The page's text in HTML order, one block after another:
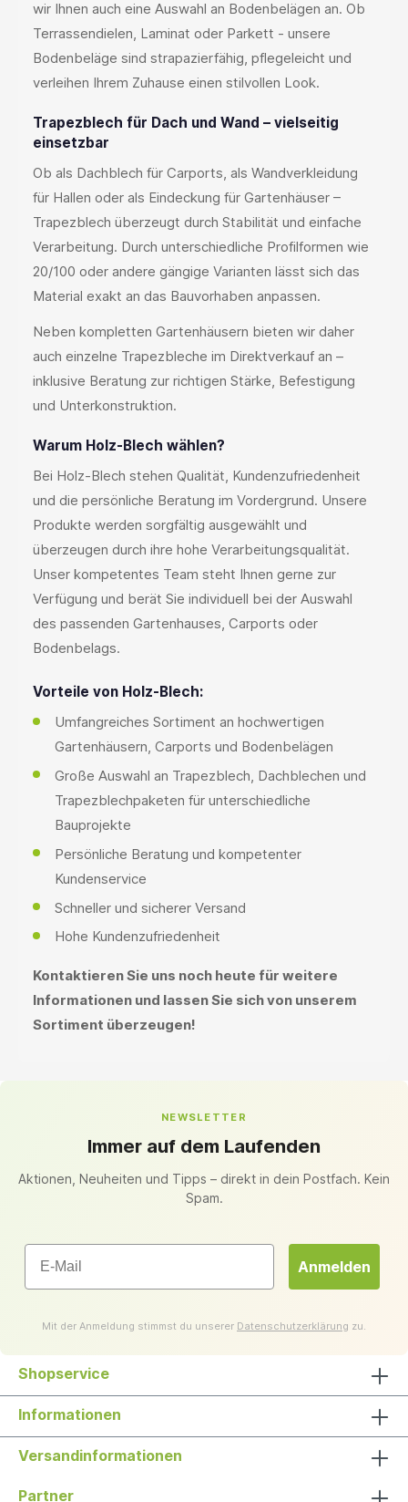
wir Ihnen auch eine Auswahl an Bodenbelägen an. Ob
Terrassendielen, Laminat oder Parkett - unsere
Bodenbeläge sind strapazierfähig, pflegeleicht und
verleihen Ihrem Zuhause einen stilvollen Look.
Trapezblech für Dach und Wand – vielseitig
einsetzbar
Ob als Dachblech für Carports, als Wandverkleidung
für Hallen oder als Eindeckung für Gartenhäuser –
Trapezblech überzeugt durch Stabilität und einfache
Verarbeitung. Durch unterschiedliche Profilformen wie
20/100 oder andere gängige Varianten lässt sich das
Material exakt an das Bauvorhaben anpassen.
Neben kompletten Gartenhäusern bieten wir daher
auch einzelne Trapezbleche im Direktverkauf an –
inklusive Beratung zur richtigen Stärke, Befestigung
und Unterkonstruktion.
Warum Holz-Blech wählen?
Bei Holz-Blech stehen Qualität, Kundenzufriedenheit
und die persönliche Beratung im Vordergrund. Unsere
Produkte werden sorgfältig ausgewählt und
überzeugen durch ihre hohe Verarbeitungsqualität.
Unser kompetentes Team steht Ihnen gerne zur
Verfügung und berät Sie individuell bei der Auswahl
des passenden Gartenhauses, Carports oder
Bodenbelags.
Vorteile von Holz-Blech:
Umfangreiches Sortiment an hochwertigen
Gartenhäusern, Carports und Bodenbelägen
Große Auswahl an Trapezblech, Dachblechen und
Trapezblechpaketen für unterschiedliche
Bauprojekte
Persönliche Beratung und kompetenter
Kundenservice
Schneller und sicherer Versand
Hohe Kundenzufriedenheit
Kontaktieren Sie uns noch heute für weitere
Informationen und lassen Sie sich von unserem
Sortiment überzeugen!
NEWSLETTER
Immer auf dem Laufenden
Aktionen, Neuheiten und Tipps – direkt in dein Postfach. Kein
Spam.
Email
Anmelden
Mit der Anmeldung stimmst du unserer Datenschutzerklärung zu.
Shopservice
Informationen
Versandinformationen
Partner